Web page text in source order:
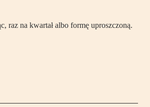
raz na kwartał albo formę uproszczoną.